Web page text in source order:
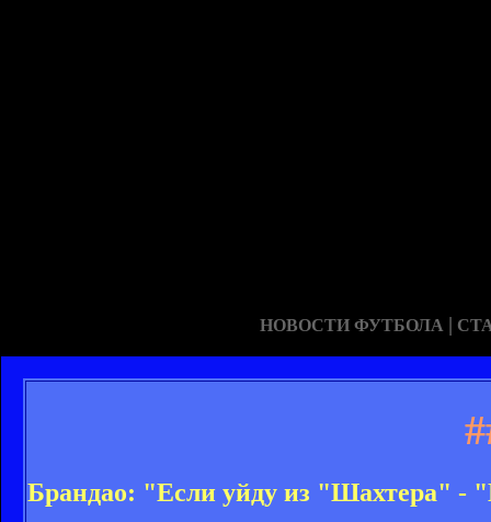
НОВОСТИ ФУТБОЛА |
Брандао: "Если уйду из "Шахтера" -